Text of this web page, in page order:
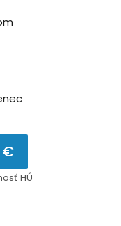
€
HÚ